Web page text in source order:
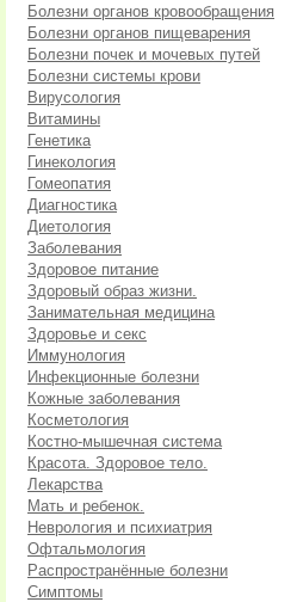
Болезни органов кровообращения
Болезни органов пищеварения
Болезни почек и мочевых путей
Болезни системы крови
Вирусология
Витамины
Генетика
Гинекология
Гомеопатия
Диагностика
Диетология
Заболевания
Здоровое питание
Здоровый образ жизни.
Занимательная медицина
Здоровье и секс
Иммунология
Инфекционные болезни
Кожные заболевания
Косметология
Костно-мышечная система
Красота. Здоровое тело.
Лекарства
Мать и ребенок.
Неврология и психиатрия
Офтальмология
Распространённые болезни
Симптомы